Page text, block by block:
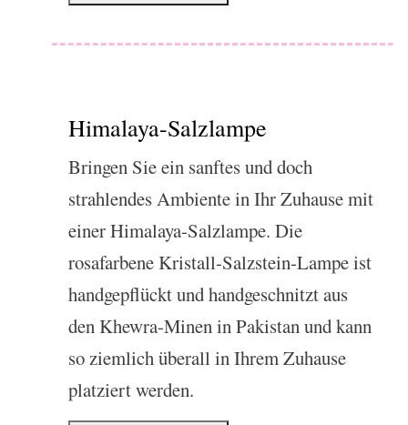
Himalaya-Salzlampe
Bringen Sie ein sanftes und doch
strahlendes Ambiente in Ihr Zuhause mit
einer Himalaya-Salzlampe. Die
rosafarbene Kristall-Salzstein-Lampe ist
handgepflückt und handgeschnitzt aus
den Khewra-Minen in Pakistan und kann
so ziemlich überall in Ihrem Zuhause
platziert werden.